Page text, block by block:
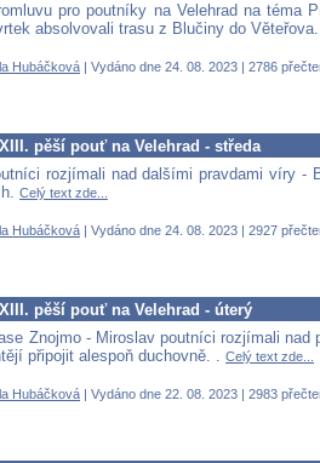
pro poutníky na Velehrad na téma
absolvovali trasu z Blučiny do Věteřova.
Hubáčková | Vydáno dne 24. 08. 2023 | 2786
pěší pouť na Velehrad - středa
rozjímali nad dalšími pravdami víry -
Celý text zde...
Hubáčková | Vydáno dne 24. 08. 2023 | 2927
pěší pouť na Velehrad - úterý
Znojmo - Miroslav poutníci rozjímali
připojit alespoň duchovně. . Celý text zde...
Hubáčková | Vydáno dne 22. 08. 2023 | 2983